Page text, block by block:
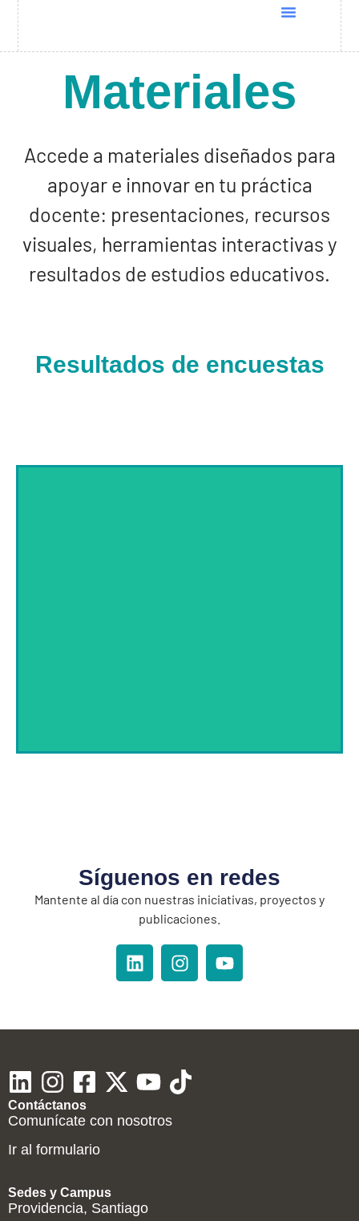
Materiales
Accede a materiales diseñados para
apoyar e innovar en tu práctica
docente: presentaciones, recursos
visuales, herramientas interactivas y
resultados de estudios educativos.
Resultados de encuestas
Síguenos en redes
Mantente al día con nuestras iniciativas, proyectos y
publicaciones.
Contáctanos
Comunícate con nosotros
Ir al formulario
Sedes y Campus
Providencia, Santiago